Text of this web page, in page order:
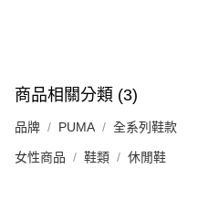
商品相關分類 (3)
品牌 PUMA 全系列鞋款
女性商品 鞋類 休閒鞋